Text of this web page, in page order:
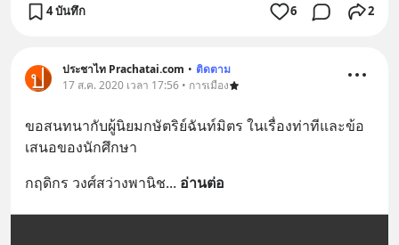
4 บันทึก 6 2
ประชาไท Prachatai.com • ติดตาม
17 ส.ค. 2020 เวลา 17:56 • การเมือง
ขอสนทนากับผู้นิยมกษัตริย์ฉันท์มิตร ในเรื่องท่าทีและข้อ
เสนอของนักศึกษา
กฤดิกร วงศ์สว่างพานิช... อ่านต่อ